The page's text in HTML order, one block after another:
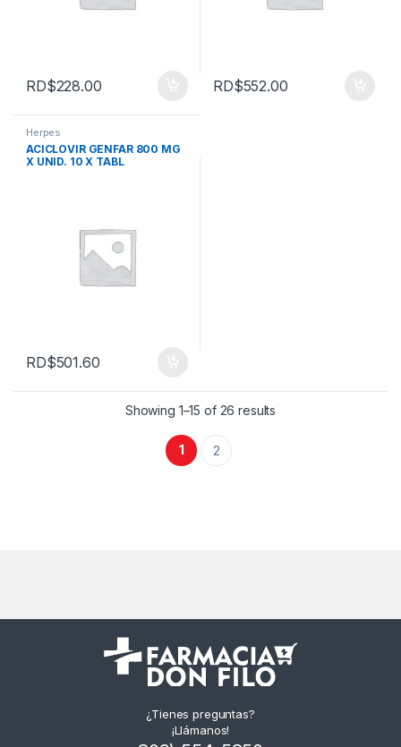
RD$228.00 RD$552.00
Herpes
ACICLOVIR GENFAR 800 MG
X UNID. 10 X TABL
RD$501.60
Showing 1–15 of 26 results
1 2
¿Tienes preguntas?
¡Llámanos!